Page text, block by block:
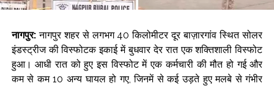
नागपुर:नागपुर शहर से लगभग 40 किलोमीटर दूर बाज़ारगांव स्थित सोलर
इंडस्ट्रीज की विस्फोटक इकाई में बुधवार देर रात एक शक्तिशाली विस्फोट
हुआ। आधी रात को हुए इस विस्फोट में एक कर्मचारी की मौत हो गई और
कम से कम 10 अन्य घायल हो गए, जिनमें से कई उड़ते हुए मलबे से गंभीर